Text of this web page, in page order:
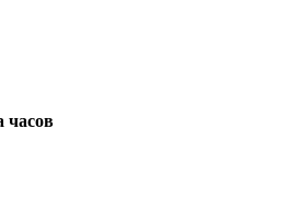
часов